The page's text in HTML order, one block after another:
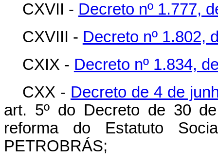
CXVII - Decreto nº 1.777,
CXVIII - Decreto nº 1.802,
CXIX - Decreto nº 1.834,
CXX - Decreto de 4 de
art. 5º do Decreto de 30
reforma do Estatuto
PETROBRÁS;